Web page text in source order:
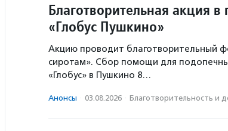
Благотворительная акция в
«Глобус Пушкино»
Акцию проводит благотворительный
сиротам». Сбор помощи для
«Глобус» в Пушкино 8…
Анонсы · 03.08.2026 · Благотвори­тель­ность и